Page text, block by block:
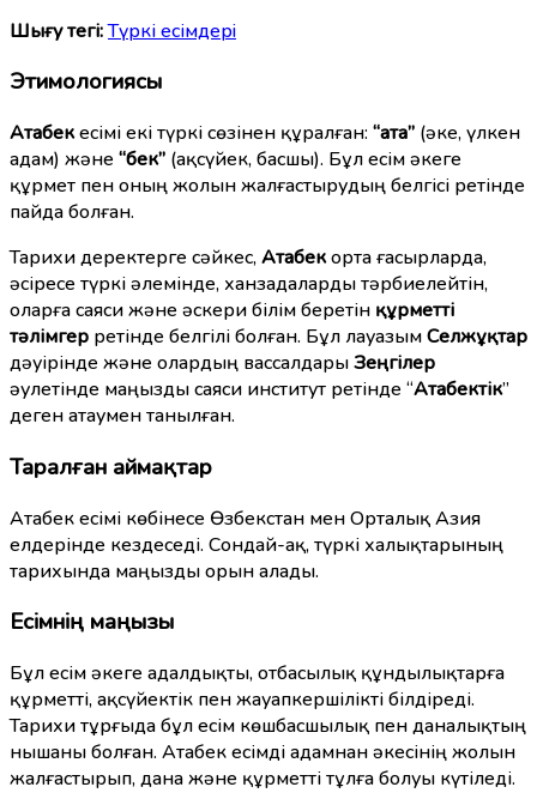
Шығу тегі:Түркі есімдерi
Этимологиясы
Атабекесімі екі түркі сөзінен құралған: “ата” (әке, үлкен
адам) және “бек” (ақсүйек, басшы). Бұл есім әкеге
құрмет пен оның жолын жалғастырудың белгісі ретінде
пайда болған.
Тарихи деректерге сәйкес,Атабекорта ғасырларда,
әсіресе түркі әлемінде, ханзадаларды тәрбиелейтін,
оларға саяси және әскери білім беретін құрметті
тәлімгер ретінде белгілі болған. Бұл лауазымСелжұқтар
дәуірінде және олардың вассалдарыЗеңгілер
әулетінде маңызды саяси институт ретінде “Атабектік”
деген атаумен танылған.
Таралған аймақтар
Атабек есімі көбінесе Өзбекстан мен Орталық Азия
елдерінде кездеседі. Сондай-ақ, түркі халықтарының
тарихында маңызды орын алады.
Есімнің маңызы
Бұл есім әкеге адалдықты, отбасылық құндылықтарға
құрметті, ақсүйектік пен жауапкершілікті білдіреді.
Тарихи тұрғыда бұл есім көшбасшылық пен даналықтың
нышаны болған. Атабек есімді адамнан әкесінің жолын
жалғастырып, дана және құрметті тұлға болуы күтіледі.